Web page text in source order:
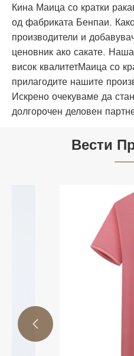
Кина Маица со кратки
од фабриката Бенпаи.
производители и
ценовник ако сакате.
висок квалитетМаица со
прилагодите нашите
Искрено очекуваме да
долгорочен деловен
Вести
